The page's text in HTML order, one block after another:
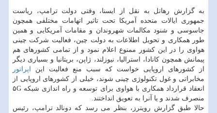
به گزارش رهاتل به نقل از ایسنا، وقتی دولت ترامپ، ریاست
جمهوری ایالات متحده آمریكا تحت تاثیر اتهامات مختلفی همچون
جاسوسی و شنود مكالمات شهروندان و مقامات آمریكایی و همین
طور همكاری و تحویل اطلاعات به دولت چین، فعالیت شركت چینی
هواوی را در این كشور ممنوع اعلام نمود و از تمامی كشورهای هم
پیمانش همچون كانادا، استرالیا، نیوزلند، ژاپن، بریتانیا و بسیاری دیگر
از كشورهای اروپایی خواست كه سبب منع فعالیت این اپراتور
مخابراتی و غول تكنولوژی چینی شوند، خیلی از كشورهای اروپایی از
انعقاد قرارداد همكاری با هواوی برای توسعه و راه اندازی شبكه ۵G
منصرف شدند و یا آنرا به تعویق انداختند.
حالا طبق گزارش رویترز، بنظر می رسد كه دونالد ترامپ، رئیس